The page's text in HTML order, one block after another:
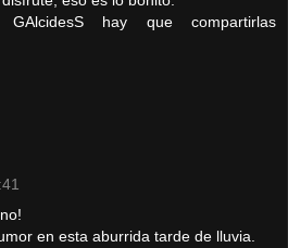
hay que compartirlas
en esta aburrida tarde de lluvia.